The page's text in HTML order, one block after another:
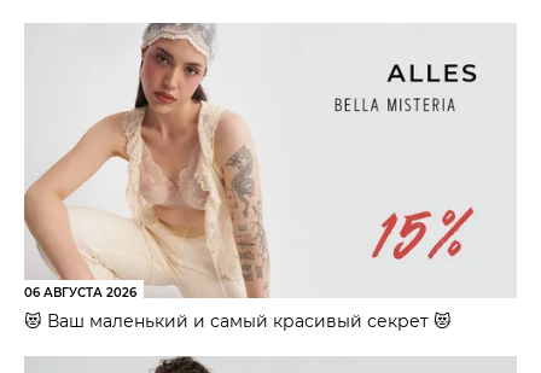
06 АВГУСТА 2026
😻 Ваш маленький и самый красивый секрет 😻